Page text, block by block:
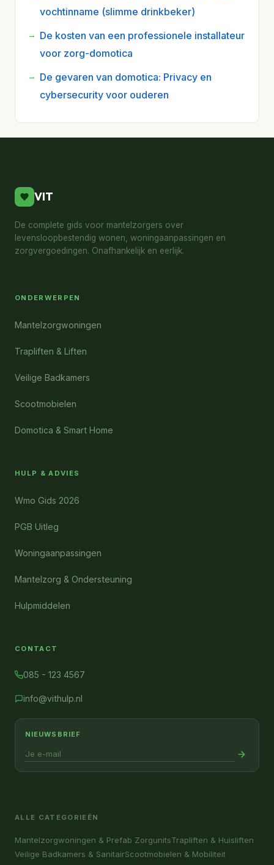
vochtinname (slimme drinkbeker)
De kosten van een professionele installateur
voor zorg-domotica
De gevaren van domotica: Privacy en
cybersecurity voor ouderen
VIT
De complete gids voor mantelzorgers over
levensloopbestendig wonen, woningaanpassingen en
zorgvergoedingen. Onafhankelijk en eerlijk.
ONDERWERPEN
Mantelzorgwoningen
Trapliften & Liften
Veilige Badkamers
Scootmobielen
Domotica & Smart Home
HULP & ADVIES
Wmo Gids 2026
PGB Uitleg
Woningaanpassingen
Mantelzorg & Ondersteuning
Hulpmiddelen
CONTACT
085 - 123 4567
info@vithulp.nl
NIEUWSBRIEF
ALLE CATEGORIEËN
Mantelzorgwoningen & Prefab ZorgunitsTrapliften & Huisliften
Veilige Badkamers & SanitairScootmobielen & Mobiliteit